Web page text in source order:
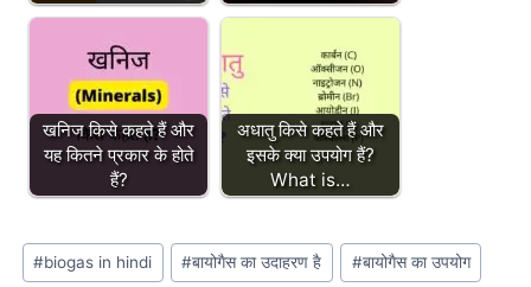
खनिज किसे कहते हैं और
यह कितने प्रकार के होते
हैं?
अधातु किसे कहते हैं और
इसके क्या उपयोग हैं?
What is…
Post
Tags:
#biogas in hindi #बायोगैस का उदाहरण है #बायोगैस का उपयोग